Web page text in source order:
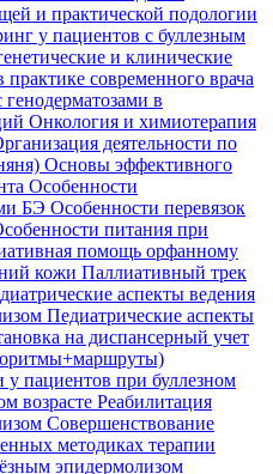
и практической подологии
у пациентов с буллезным
и клинические
современного врача
в
Онкология и химиотерапия
деятельности по
Основы эффективного
Особенности
БЭ Особенности перевязок
питания при
помощь орфанному
кожи Паллиативный трек
аспекты ведения
Педиатрические аспекты
на диспансерный учет
у пациентов при буллезном
возрасте Реабилитация
Совершенствование
методиках терапии
эпидермолизом